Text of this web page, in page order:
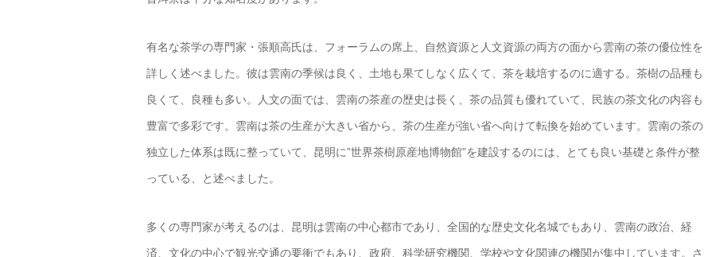
有名な茶学の専門家・張順高氏は、フォーラムの席上、自然資源と人文資源の両方の面から雲南の茶の優位性を
詳しく述べました。彼は雲南の季候は良く、土地も果てしなく広くて、茶を栽培するのに適する。茶樹の品種も
良くて、良種も多い。人文の面では、雲南の茶産の歴史は長く、茶の品質も優れていて、民族の茶文化の内容も
豊富で多彩です。雲南は茶の生産が大きい省から、茶の生産が強い省へ向けて転換を始めています。雲南の茶の
独立した体系は既に整っていて、昆明に”世界茶樹原産地博物館”を建設するのには、とても良い基礎と条件が整
っている、と述べました。
多くの専門家が考えるのは、昆明は雲南の中心都市であり、全国的な歴史文化名城でもあり、雲南の政治、経
済、文化の中心で観光交通の要衝でもあり、政府、科学研究機関、学校や文化関連の機関が集中しています。さ